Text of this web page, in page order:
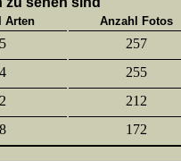
Arten
Anzahl Fotos
257
255
212
172